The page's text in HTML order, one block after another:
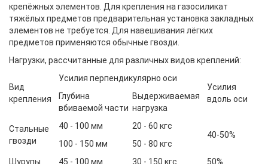
крепёжных элементов. Для крепления на газосиликат
тяжёлых предметов предварительная установка закладных
элементов не требуется. Для навешивания лёгких
предметов применяются обычные гвозди.
Нагрузки, рассчитанные для различных видов креплений:
Вид
крепления
Усилия перпендикулярно оси
Усилия
вдоль оси
Глубина
вбиваемой части
Выдерживаемая
нагрузка
Стальные
гвозди
40 - 100 мм
20 - 60 кгс
40-50%
100 - 150 мм
50 - 80 кгс
Шурупы
45 - 100 мм 30 - 150 кгс 50%